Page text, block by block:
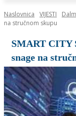
Naslovnica VIJESTI
na stručnom skupu
SMART CITY
snage na